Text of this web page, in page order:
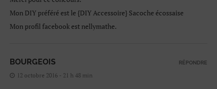
Mon DIY préféré est le {DIY Accessoire} Sacoche écossaise
Mon profil facebook est nellymathe.
BOURGEOIS
12 octobre 2016 - 21 h 48 min
RÉPONDRE